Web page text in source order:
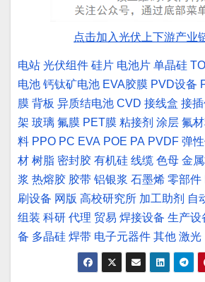
点击加入光伏上下游产业
电站 光伏组件 硅片 电池片 单晶硅
电池 钙钛矿电池 EVA胶膜 PVD设备
膜 背板 异质结电池 CVD 接线盒 接
架 玻璃 氟膜 PET膜 粘接剂 涂层 氟
料 PPO PC EVA POE PA PVDF 弹
材 树脂 密封胶 有机硅 线缆 色母 金
浆 热熔胶 胶带 铝银浆 石墨烯 零部件
刷设备 网版 高校研究所 加工助剂 自
组装 科研 代理 贸易 焊接设备 生产设
备 多晶硅 焊带 电子元器件 其他 激光